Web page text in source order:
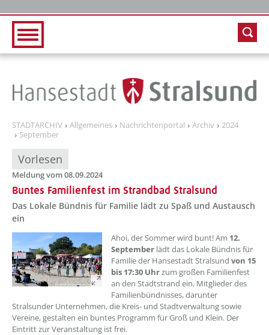
STADTARCHIV Allgemeines Nachrichtenportal Archiv
2024
September
Vorlesen
Meldung vom 08.09.2024
Buntes Familienfest im Strandbad Stralsund
Das Lokale Bündnis für Familie lädt zu Spaß und Austausch
ein
??? absaetzeOben[1]/titel ???
Ahoi, der Sommer wird bunt! Am 12.
September lädt das Lokale Bündnis für
Familie der Hansestadt Stralsund von 15
bis 17:30 Uhrzum großen Familienfest
an den Stadtstrand ein. Mitglieder des
Familienbündnisses, darunter
Stralsunder Unternehmen, die Kreis- und Stadtverwaltung sowie
Vereine, gestalten ein buntes Programm für Groß und Klein. Der
Eintritt zur Veranstaltung ist frei.